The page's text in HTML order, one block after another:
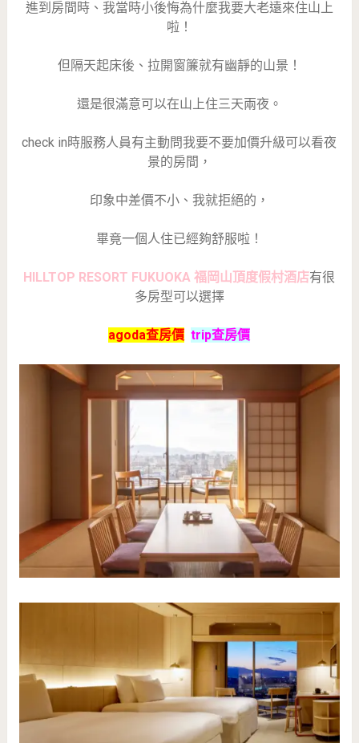
進到房間時、我當時小後悔為什麼我要大老遠來住山上
啦！
但隔天起床後、拉開窗簾就有幽靜的山景！
還是很滿意可以在山上住三天兩夜。
check in時服務人員有主動問我要不要加價升級可以看夜
景的房間，
印象中差價不小、我就拒絕的，
畢竟一個人住已經夠舒服啦！
HILLTOP RESORT FUKUOKA 福岡山頂度假村酒店有很
多房型可以選擇
agoda查房價 trip查房價